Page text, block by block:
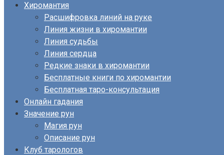
Хиромантия
Расшифровка линий на руке
Линия жизни в хиромантии
Линия судьбы
Линия сердца
Редкие знаки в хиромантии
Бесплатные книги по хиромантии
Бесплатная таро-консультация
Онлайн гадания
Значение рун
Магия рун
Описание рун
Клуб тарологов